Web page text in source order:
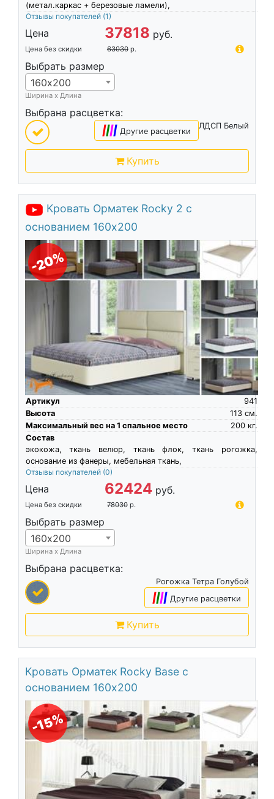
(метал.каркас + березовые ламели),
Отзывы покупателей (1)
Цена 37818 руб.
Цена без скидки 63030 р.
Выбрать размер
160х200
Ширина х Длина
Выбрана расцветка:
ЛДСП Белый
|||| Другие расцветки
Купить
Кровать Орматек Rocky 2 с
основанием 160х200
-20%
Артикул
941
Высота
см.
113
Максимальный вес на 1 спальное место
кг.
200
Состав
экокожа, ткань велюр, ткань флок, ткань рогожка,
основание из фанеры, мебельная ткань,
Отзывы покупателей (0)
Цена 62424 руб.
Цена без скидки 78030 р.
Выбрать размер
160х200
Ширина х Длина
Выбрана расцветка:
Рогожка Тетра Голубой
|||| Другие расцветки
Купить
Кровать Орматек Rocky Base с
основанием 160х200
-15%